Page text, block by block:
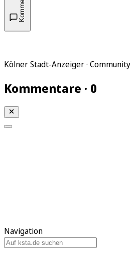
Kölner Stadt-Anzeiger · Community
Kommentare · 0
Navigation